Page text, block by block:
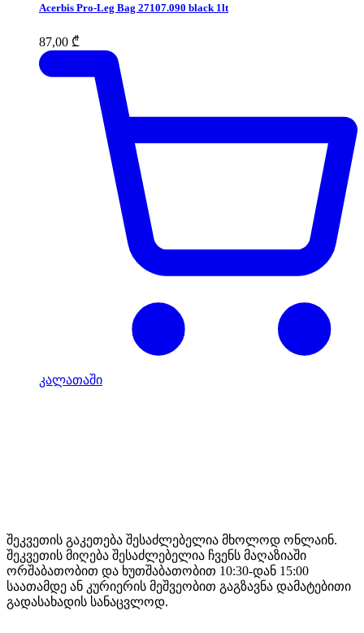
Acerbis Pro-Leg Bag 27107.090 black 1lt
87,00 ₾
კალათაში
შეკვეთის გაკეთება შესაძლებელია მხოლოდ ონლაინ.
შეკვეთის მიღება შესაძლებელია ჩვენს მაღაზიაში
ორშაბათობით და ხუთშაბათობით 10:30-დან 15:00
საათამდე ან კურიერის მეშვეობით გაგზავნა დამატებითი
გადასახადის სანაცვლოდ.